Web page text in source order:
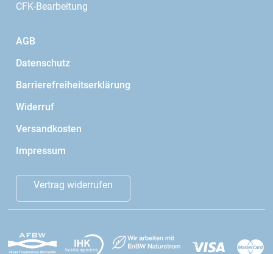
CFK-Bearbeitung
AGB
Datenschutz
Barrierefreiheitserklärung
Widerruf
Versandkosten
Impressum
Vertrag widerrufen